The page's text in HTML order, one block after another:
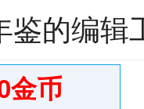
鉴的编辑
金币